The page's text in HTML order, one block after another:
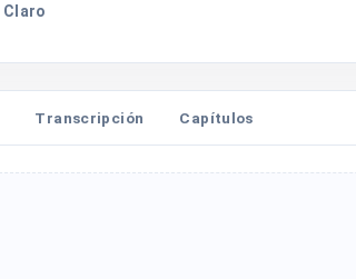
Claro
Transcripción Capítulos